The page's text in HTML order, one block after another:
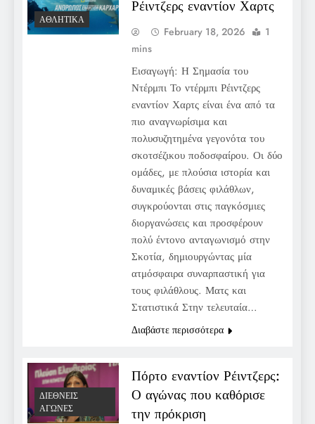
ΑΘΛΗΤΙΚΆ
Ρέιντζερς εναντίον Χαρτς
February 18, 2026
1
mins
Εισαγωγή: Η Σημασία του
Ντέρμπι Το ντέρμπι Ρέιντζερς
εναντίον Χαρτς είναι ένα από τα
πιο αναγνωρίσιμα και
πολυσυζητημένα γεγονότα του
σκοτσέζικου ποδοσφαίρου. Οι δύο
ομάδες, με πλούσια ιστορία και
δυναμικές βάσεις φιλάθλων,
συγκρούονται στις παγκόσμιες
διοργανώσεις και προσφέρουν
πολύ έντονο ανταγωνισμό στην
Σκοτία, δημιουργώντας μία
ατμόσφαιρα συναρπαστική για
τους φιλάθλους. Ματς και
Στατιστικά Στην τελευταία…
Διαβάστε περισσότερα
ΔΙΕΘΝΕΊΣ
ΑΓΏΝΕΣ
Πόρτο εναντίον Ρέιντζερς:
Ο αγώνας που καθόρισε
την πρόκριση